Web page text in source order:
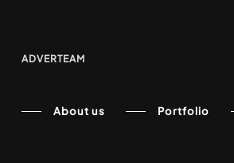
ADVERTEAM
About us Portfolio